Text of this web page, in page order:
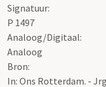
Signatuur:
P 1497
Analoog/Digitaal:
Analoog
Bron:
In: Ons Rotterdam. -